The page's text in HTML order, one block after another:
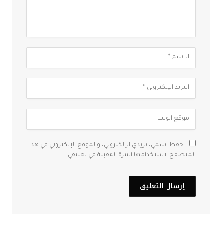
احفظ اسمي، بريدي الإلكتروني، والموقع الإلكتروني في هذا
المتصفح لاستخدامها المرة المقبلة في تعليقي.